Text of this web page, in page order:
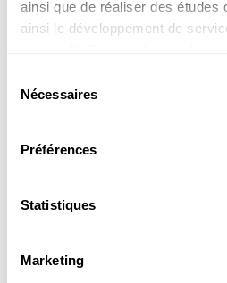
ainsi que de réaliser des études
ainsi le développement de
tout moment en consultant la
cookies ou en cliquant sur
Si vous le permettez, nous
géographique qui peuvent
Identifier votre appareil
pour en relever les
Nécessaires
Préférences
Statistiques
Marketing